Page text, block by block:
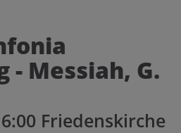
A
- Messiah, G.
Friedenskirche